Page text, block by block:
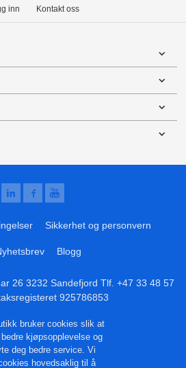
inn Kontakt oss
Sikkerhet og personvern
Blogg
26 3232 Sandefjord Tlf. +47 33 48 57
925786853
bruker cookies slik at
kjøpsopplevelse og
deg bedre service. Vi
hovedsaklig til å